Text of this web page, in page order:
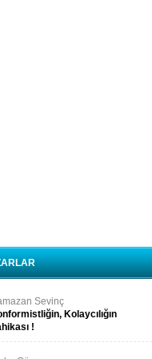
Sevinç
Kolaycılığın
!